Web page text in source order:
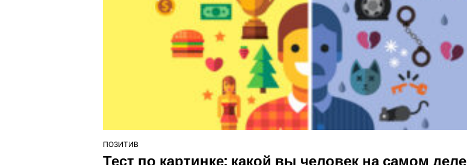
ОПУБЛІКУВАТИ
У
ПОЗИТИВ
Тест по картинке: какой вы человек на самом деле